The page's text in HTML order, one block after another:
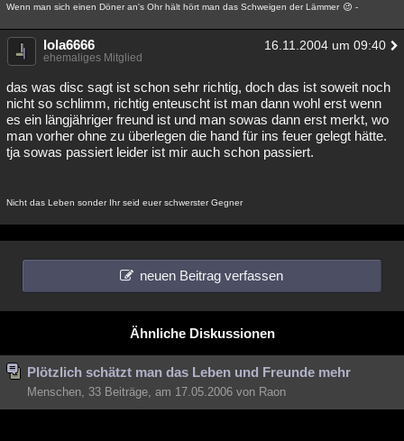
Wenn man sich einen Döner an's Ohr hält hört man das Schweigen der Lämmer
-
lola6666 16.11.2004 um 09:40
ehemaliges Mitglied
das was disc sagt ist schon sehr richtig, doch das ist soweit noch
nicht so schlimm, richtig enteuscht ist man dann wohl erst wenn
es ein längjähriger freund ist und man sowas dann erst merkt, wo
man vorher ohne zu überlegen die hand für ins feuer gelegt hätte.
tja sowas passiert leider ist mir auch schon passiert.
Nicht das Leben sonder Ihr seid euer schwerster Gegner
neuen Beitrag verfassen
Ähnliche Diskussionen
Plötzlich schätzt man das Leben und Freunde mehr
Menschen, 33 Beiträge, am 17.05.2006 von Raon